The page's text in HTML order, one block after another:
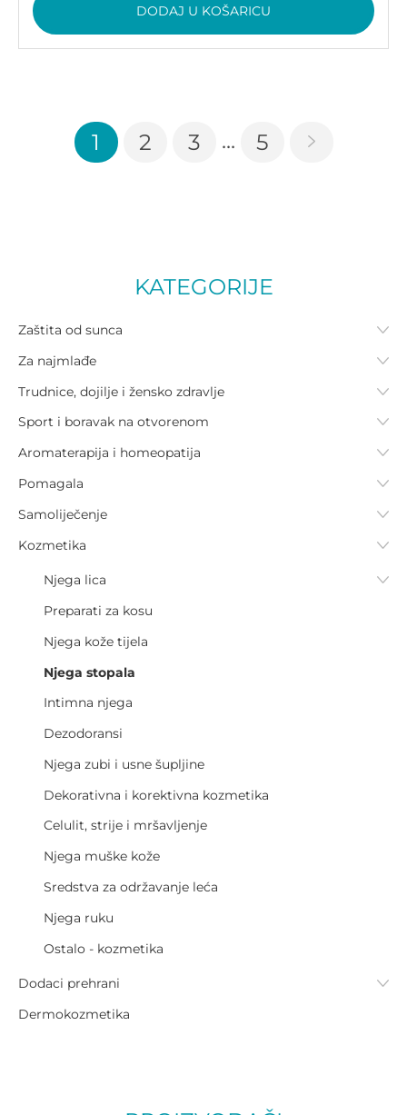
DODAJ U KOŠARICU
1 2 3 ... 5
KATEGORIJE
Zaštita od sunca
Za najmlađe
Trudnice, dojilje i žensko zdravlje
Sport i boravak na otvorenom
Aromaterapija i homeopatija
Pomagala
Samoliječenje
Kozmetika
Njega lica
Preparati za kosu
Njega kože tijela
Njega stopala
Intimna njega
Dezodoransi
Njega zubi i usne šupljine
Dekorativna i korektivna kozmetika
Celulit, strije i mršavljenje
Njega muške kože
Sredstva za održavanje leća
Njega ruku
Ostalo - kozmetika
Dodaci prehrani
Dermokozmetika